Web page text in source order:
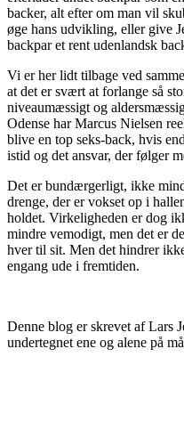
backer, alt efter om man vil
øge hans udvikling, eller give
backpar et rent udenlandsk
Vi er her lidt tilbage ved
at det er svært at forlange så
niveaumæssigt og
Odense har Marcus Nielsen
blive en top seks-back, hvis
istid og det ansvar, der følger
Det er bundærgerligt, ikke
drenge, der er vokset op i
holdet. Virkeligheden er dog
mindre vemodigt, men det er
hver til sit. Men det hindrer
engang ude i fremtiden.
Denne blog er skrevet af Lars
undertegnet ene og alene på